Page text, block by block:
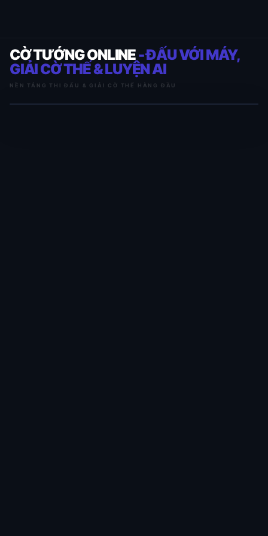
CỜ TƯỚNG ONLINE- ĐẤU VỚI MÁY,
GIẢI CỜ THẾ & LUYỆN AI
NỀN TẢNG THI ĐẤU & GIẢI CỜ THẾ HÀNG ĐẦU